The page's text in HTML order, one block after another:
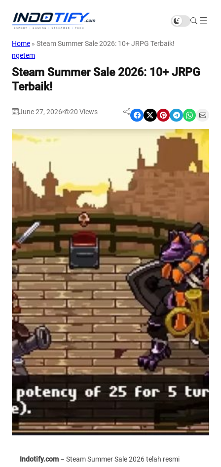
Home » Steam Summer Sale 2026: 10+ JRPG Terbaik!
ngetem
Steam Summer Sale 2026: 10+ JRPG
Terbaik!
June 27, 2026 20 Views Share on Facebook Share on X Share on Pinterest Share on Telegram Share on WhatsApp Share on Email
Indotify.com – Steam Summer Sale 2026 telah resmi